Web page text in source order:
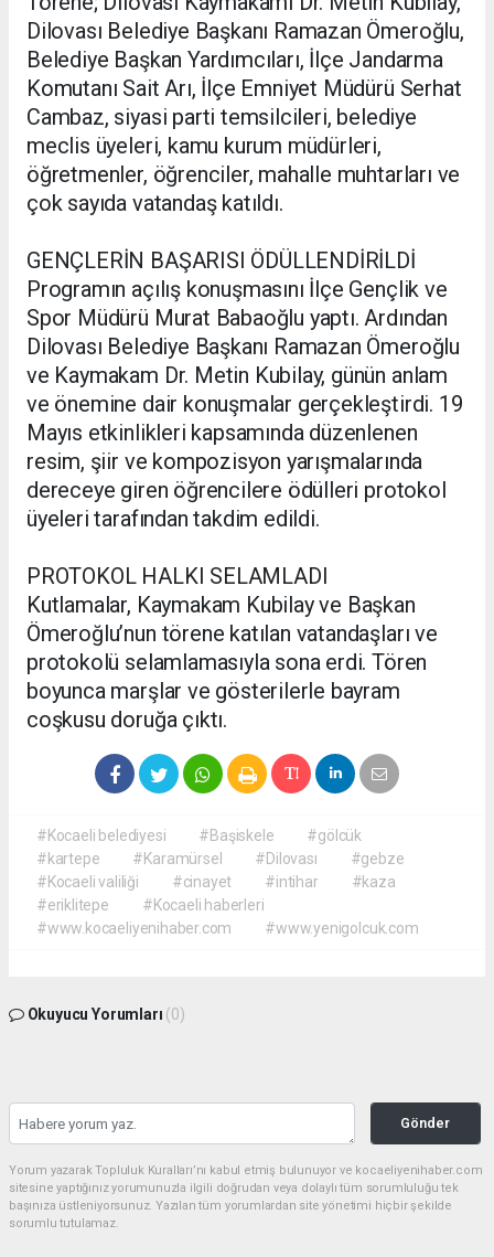
Dilovası Belediye Başkanı Ramazan Ömeroğlu,
Belediye Başkan Yardımcıları, İlçe Jandarma
Komutanı Sait Arı, İlçe Emniyet Müdürü Serhat
Cambaz, siyasi parti temsilcileri, belediye
meclis üyeleri, kamu kurum müdürleri,
öğretmenler, öğrenciler, mahalle muhtarları ve
çok sayıda vatandaş katıldı.
GENÇLERİN BAŞARISI ÖDÜLLENDİRİLDİ
Programın açılış konuşmasını İlçe Gençlik ve
Spor Müdürü Murat Babaoğlu yaptı. Ardından
Dilovası Belediye Başkanı Ramazan Ömeroğlu
ve Kaymakam Dr. Metin Kubilay, günün anlam
ve önemine dair konuşmalar gerçekleştirdi. 19
Mayıs etkinlikleri kapsamında düzenlenen
resim, şiir ve kompozisyon yarışmalarında
dereceye giren öğrencilere ödülleri protokol
üyeleri tarafından takdim edildi.
PROTOKOL HALKI SELAMLADI
Kutlamalar, Kaymakam Kubilay ve Başkan
Ömeroğlu’nun törene katılan vatandaşları ve
protokolü selamlamasıyla sona erdi. Tören
boyunca marşlar ve gösterilerle bayram
coşkusu doruğa çıktı.
#Kocaeli belediyesi #Başiskele
#gölcük
#kartepe
#Karamürsel #Dilovası
#gebze
#Kocaeli valiliği
#cinayet #intihar
#kaza
#eriklitepe
#Kocaeli haberleri
#www.kocaeliyenihaber.com
#www.yenigolcuk.com
Okuyucu Yorumları (0)
Gönder
Yorum yazarak Topluluk Kuralları’nı kabul etmiş bulunuyor ve kocaeliyenihaber.com
sitesine yaptığınız yorumunuzla ilgili doğrudan veya dolaylı tüm sorumluluğu tek
başınıza üstleniyorsunuz. Yazılan tüm yorumlardan site yönetimi hiçbir şekilde
sorumlu tutulamaz.